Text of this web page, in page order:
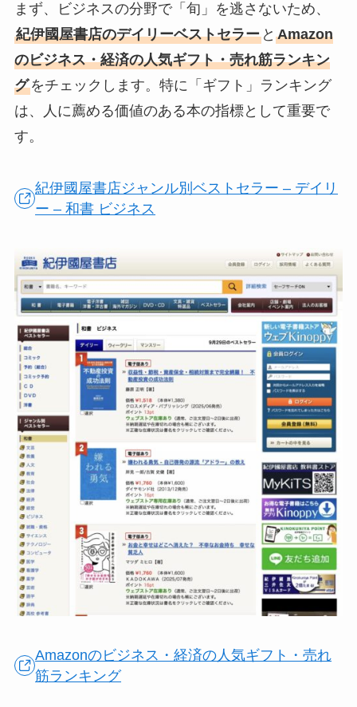
まず、ビジネスの分野で「旬」を逃さないため、
紀伊國屋書店のデイリーベストセラーと Amazon
のビジネス・経済の人気ギフト・売れ筋ランキン
グをチェックします。特に「ギフト」ランキング
は、人に薦める価値のある本の指標として重要で
す。
紀伊國屋書店ジャンル別ベストセラー – デイリ
ー – 和書 ビジネス
Amazonのビジネス・経済の人気ギフト・売れ
筋ランキング